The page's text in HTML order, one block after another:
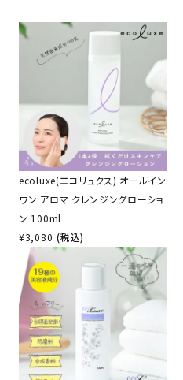
ecoluxe(エコリュクス) オールイン
ワン アロマ クレンジングローショ
ン 100ml
¥3,080 (税込)